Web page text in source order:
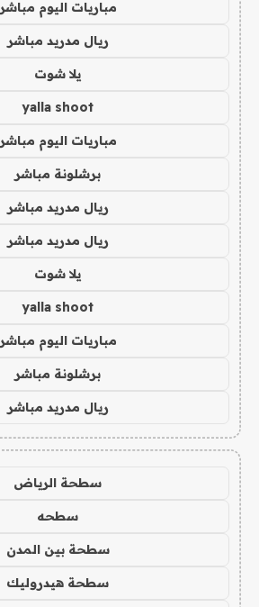
مباريات اليوم مباشر
ريال مدريد مباشر
يلا شوت
yalla shoot
مباريات اليوم مباشر
برشلونة مباشر
ريال مدريد مباشر
ريال مدريد مباشر
يلا شوت
yalla shoot
مباريات اليوم مباشر
برشلونة مباشر
ريال مدريد مباشر
سطحة الرياض
سطحه
سطحة بين المدن
سطحة هيدروليك